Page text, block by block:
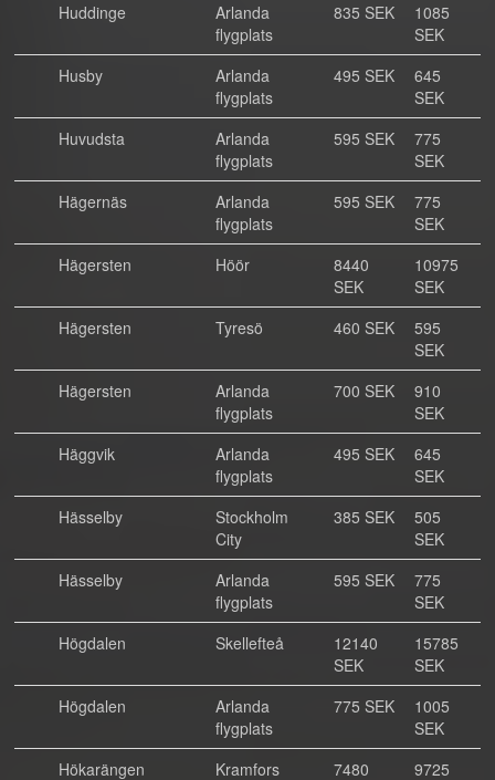
Huddinge
Arlanda
flygplats
835 SEK
1085
SEK
Husby
Arlanda
flygplats
495 SEK
645
SEK
Huvudsta
Arlanda
flygplats
595 SEK
775
SEK
Hägernäs
Arlanda
flygplats
595 SEK
775
SEK
Hägersten
Höör
8440
SEK
10975
SEK
Hägersten
Tyresö 460 SEK
595
SEK
Hägersten
Arlanda
flygplats
700 SEK
910
SEK
Häggvik
Arlanda
flygplats
495 SEK
645
SEK
Hässelby
Stockholm
City
385 SEK
505
SEK
Hässelby
Arlanda
flygplats
595 SEK
775
SEK
Högdalen
Skellefteå
12140
SEK
15785
SEK
Högdalen
Arlanda
flygplats
775 SEK
1005
SEK
Hökarängen
Kramfors
7480
9725